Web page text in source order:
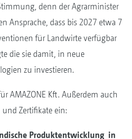
denn der Agrarminister
Ansprache, dass bis 2027 etwa 7
für Landwirte verfügbar
die sie damit, in neue
zu investieren.
AMAZONE Kft. Außerdem auch
Zertifikate ein:
Produktentwicklung in